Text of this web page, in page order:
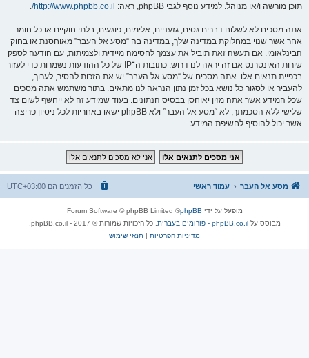
תוכן מורשה ו/או מנוהל. למידע נוסף לגבי phpBB, ראה:
http://www.phpbb.co.il/
.
אתה מסכים לא לשלוח דברים גסים, גזעניים, אלימים, פוגעים, בלתי חוקיים או כל חומר
אחר אשר שנוי במחלוקת במדינה שלך, במדינה בה “מסע אל העבר” מאוחסנת או בחוק
הבינלאומי. אם תעשה זאת תוביל את עצמך לחסימה מיידית ולצמיתות, עם הודעה לספק
שירות האינטרנט אם זה יראה לנו דרוש. כתובות ה־IP של כל ההודעות נשמרות כדי לעזור
בכפיית תנאים אלו. אתה מסכים של “מסע אל העבר” יש את הזכות להסיר, לערוך,
להעביר או לסגור כל נושא בכל זמן נתון הנראה לנו מתאים. בתור משתמש אתה מסכים
שכל המידע אשר אתה מזין יאוחסן בבסיס הנתונים. בעוד שמידע זה לא ייחשף לשום צד
שלישי ללא הסכמתך, לא “מסע אל העבר” ולא phpBB ישאו באחריות לכל ניסיון פריצה
אשר יכול להוסיף לחשיפת המידע.
מסע אל העבר עמוד ראשי כל הזמנים הם UTC+03:00
מופעל על ידי phpBB
® Forum Software © phpBB Limited
מבוסס עלphpBB.co.il - פורומים בעברית
. כל הזכויות שמורות © 2017 - phpBB.co.il.
מדיניות הפרטיות | תנאי שימוש